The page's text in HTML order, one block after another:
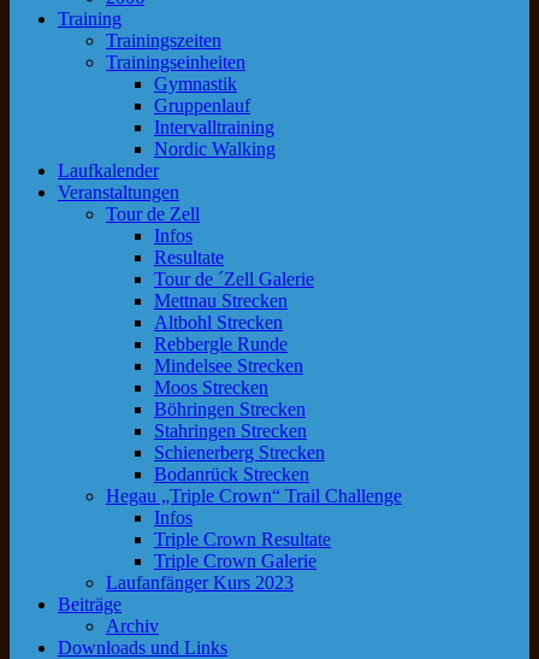
Training
Trainingszeiten
Trainingseinheiten
Gymnastik
Gruppenlauf
Intervalltraining
Nordic Walking
Laufkalender
Veranstaltungen
Tour de Zell
Infos
Resultate
Tour de ´Zell Galerie
Mettnau Strecken
Altbohl Strecken
Rebbergle Runde
Mindelsee Strecken
Moos Strecken
Böhringen Strecken
Stahringen Strecken
Schienerberg Strecken
Bodanrück Strecken
Hegau „Triple Crown“ Trail Challenge
Infos
Triple Crown Resultate
Triple Crown Galerie
Laufanfänger Kurs 2023
Beiträge
Archiv
Downloads und Links